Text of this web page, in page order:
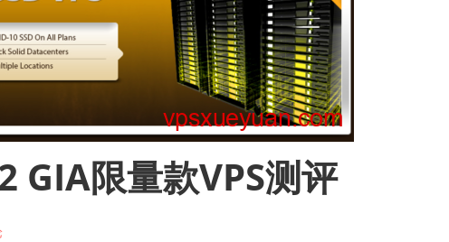
GIA限量款VPS测评